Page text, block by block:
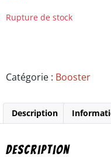
Rupture de stock
Catégorie : Booster
Description
Description